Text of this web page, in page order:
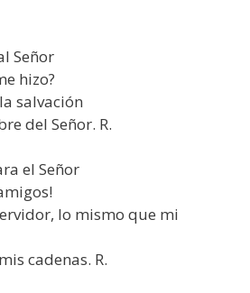
Señor
hizo?
salvación
del Señor. R.
el Señor
lo mismo que mi
cadenas. R.